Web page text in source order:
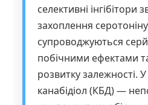
селективні інгібітори
захоплення
супроводжуються
побічними ефектами
розвитку залежності.
канабідіол (КБД) —